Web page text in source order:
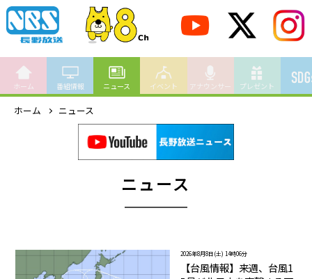
ホーム 番組情報 ニュース イベント アナウンサー プレゼント
ホーム ニュース
ニュース
2026年8月8日(土) 14時06分
【台風情報】来週、台風1